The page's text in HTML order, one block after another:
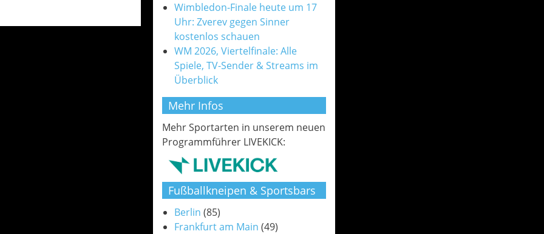
Wimbledon-Finale heute um 17
Uhr: Zverev gegen Sinner
kostenlos schauen
WM 2026, Viertelfinale: Alle
Spiele, TV-Sender & Streams im
Überblick
Mehr Infos
Mehr Sportarten in unserem neuen
Programmführer LIVEKICK:
Fußballkneipen & Sportsbars
Berlin (85)
Frankfurt am Main (49)